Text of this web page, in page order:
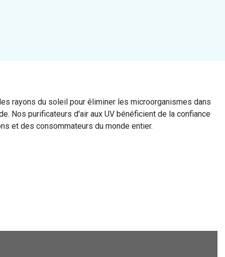
rayons du soleil pour éliminer les microorganismes dans
Nos purificateurs d'air aux UV bénéficient de la confiance
et des consommateurs du monde entier.